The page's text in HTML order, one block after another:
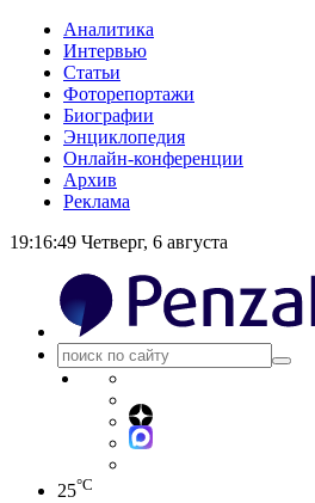
Аналитика
Интервью
Статьи
Фоторепортажи
Биографии
Энциклопедия
Онлайн-конференции
Архив
Реклама
19:16:50 Четверг, 6 августа
25°C